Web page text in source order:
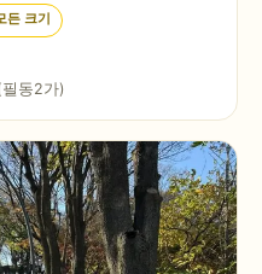
든 크기
동2가)